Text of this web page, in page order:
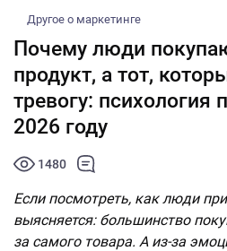
Другое о маркетинге
Почему люди
продукт, а тот,
тревогу: психология
2026 году
1480
Если посмотреть, как люди
выясняется: большинство
за самого товара. А из-за